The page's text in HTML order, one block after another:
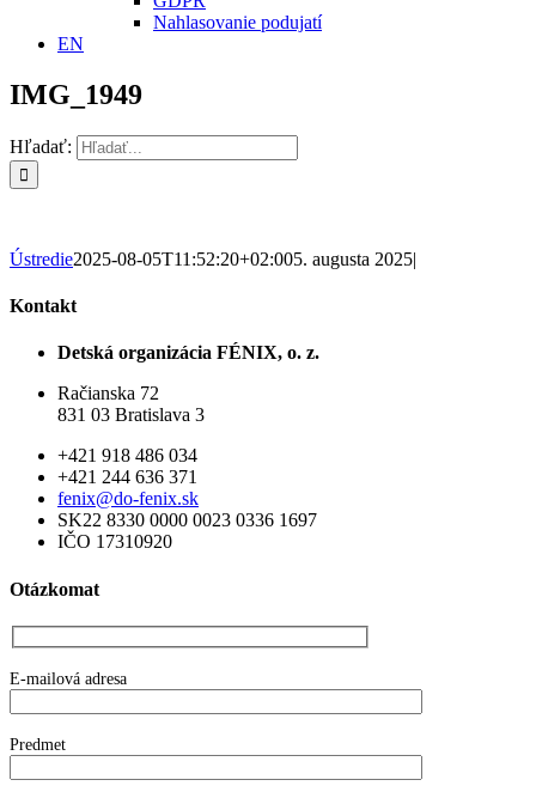
Nahlasovanie podujatí
EN
IMG_1949
Hľadať:
Ústredie2025-08-05T11:52:20+02:005. augusta 2025|
Kontakt
Detská organizácia FÉNIX, o. z.
Račianska 72
831 03 Bratislava 3
+421 918 486 034
+421 244 636 371
fenix@do-fenix.sk
SK22 8330 0000 0023 0336 1697
IČO 17310920
Otázkomat
E-mailová adresa
Predmet